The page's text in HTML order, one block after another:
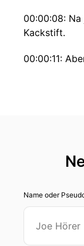
00:00:08:
Kackstift.
00:00:11:
00:00:21:
00:00:25:
Name oder